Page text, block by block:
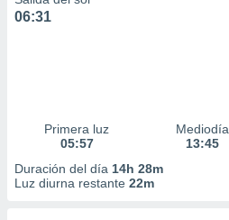
06:31
Primera luz
05:57
Mediodía
13:45
Duración del día 14h 28m
Luz diurna restante 22m